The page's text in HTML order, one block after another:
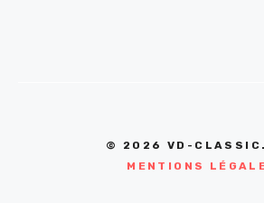
© 2026 VD-
MENTIONS